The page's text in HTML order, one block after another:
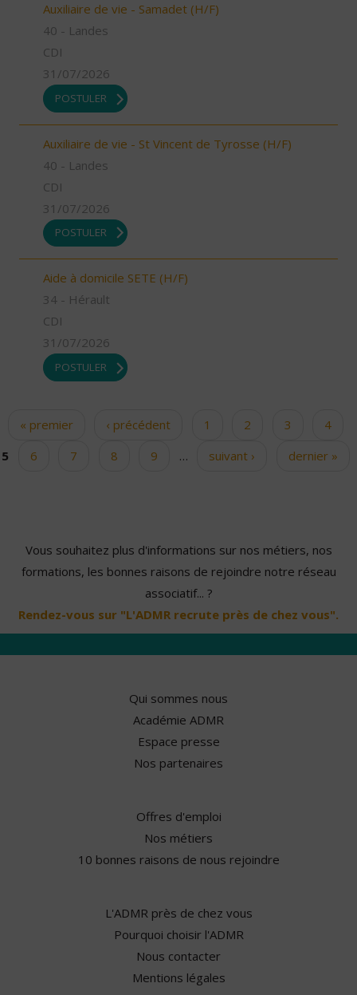
Auxiliaire de vie - Samadet (H/F)
40 - Landes
CDI
31/07/2026
POSTULER
Auxiliaire de vie - St Vincent de Tyrosse (H/F)
40 - Landes
CDI
31/07/2026
POSTULER
Aide à domicile SETE (H/F)
34 - Hérault
CDI
31/07/2026
POSTULER
Pages
« premier ‹ précédent 1 2 3
4
5
6 7 8 9 … suivant › dernier »
Vous souhaitez plus d'informations sur nos métiers, nos
formations, les bonnes raisons de rejoindre notre réseau
associatif... ?
Rendez-vous sur "L'ADMR recrute près de chez vous".
Qui sommes nous
Académie ADMR
Espace presse
Nos partenaires
Offres d'emploi
Nos métiers
10 bonnes raisons de nous rejoindre
L'ADMR près de chez vous
Pourquoi choisir l'ADMR
Nous contacter
Mentions légales